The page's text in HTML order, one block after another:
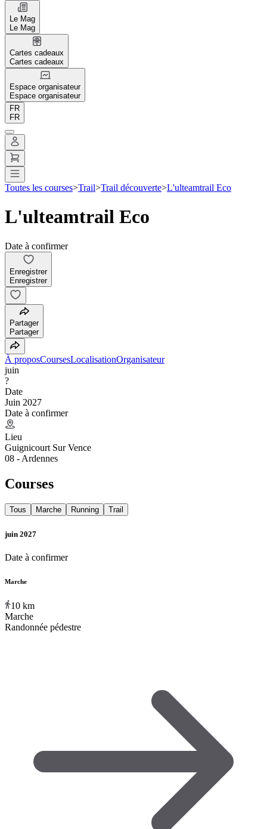
Le Mag
Le Mag
Cartes cadeaux
Cartes cadeaux
Espace organisateur
Espace organisateur
FR
FR
Toutes les courses>Trail>Trail découverte>L'ulteamtrail Eco
L'ulteamtrail Eco
Date à confirmer
Enregistrer
Enregistrer
Partager
Partager
À proposCoursesLocalisationOrganisateur
juin
?
Date
Juin 2027
Date à confirmer
Lieu
Guignicourt Sur Vence
08 - Ardennes
Courses
Tous Marche Running Trail
juin 2027
Date à confirmer
Marche
10 km
Marche
Randonnée pédestre